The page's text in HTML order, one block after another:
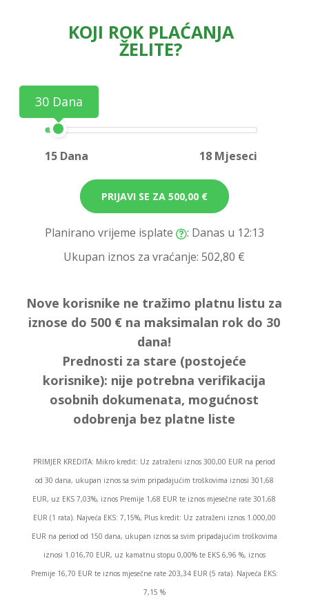
KOJI ROK PLAĆANJA
ŽELITE?
30 Dana
15 Dana 18 Mjeseci
PRIJAVI SE ZA 500,00 €
Planirano vrijeme isplate
: Danas u 12:13
Ukupan iznos za vraćanje:502,80 €
Nove korisnike ne tražimo platnu listu za
iznose do 500 € na maksimalan rok do 30
dana!
Prednosti za stare (postojeće
korisnike): nije potrebna verifikacija
osobnih dokumenata, mogućnost
odobrenja bez platne liste
PRIMJER KREDITA: Mikro kredit: Uz zatraženi iznos 300,00 EUR na period
od 30 dana, ukupan iznos sa svim pripadajućim troškovima iznosi 301,68
EUR, uz EKS 7,03%, iznos Premije 1,68 EUR te iznos mjesečne rate 301,68
EUR (1 rata). Najveća EKS: 7,15%, Plus kredit: Uz zatraženi iznos 1.000,00
EUR na period od 150 dana, ukupan iznos sa svim pripadajućim troškovima
iznosi 1.016,70 EUR, uz kamatnu stopu 0,00% te EKS 6,96 %, iznos
Premije 16,70 EUR te iznos mjesečne rate 203,34 EUR (5 rata). Najveća EKS:
7,15 %